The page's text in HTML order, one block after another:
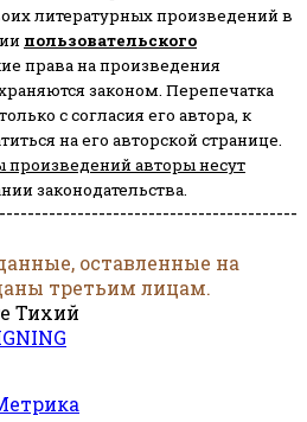
литературных произведений в
пользовательского
права на произведения
законом. Перепечатка
с согласия его автора, к
на его авторской странице.
произведений авторы несут
законодательства.
оставленные на
третьим лицам.
Тихий